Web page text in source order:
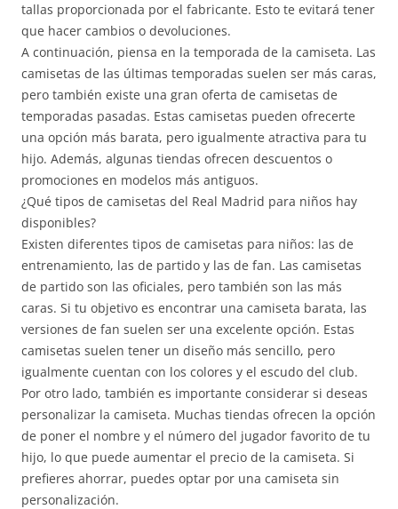
tallas proporcionada por el fabricante. Esto te evitará tener
que hacer cambios o devoluciones.
A continuación, piensa en la temporada de la camiseta. Las
camisetas de las últimas temporadas suelen ser más caras,
pero también existe una gran oferta de camisetas de
temporadas pasadas. Estas camisetas pueden ofrecerte
una opción más barata, pero igualmente atractiva para tu
hijo. Además, algunas tiendas ofrecen descuentos o
promociones en modelos más antiguos.
¿Qué tipos de camisetas del Real Madrid para niños hay
disponibles?
Existen diferentes tipos de camisetas para niños: las de
entrenamiento, las de partido y las de fan. Las camisetas
de partido son las oficiales, pero también son las más
caras. Si tu objetivo es encontrar una camiseta barata, las
versiones de fan suelen ser una excelente opción. Estas
camisetas suelen tener un diseño más sencillo, pero
igualmente cuentan con los colores y el escudo del club.
Por otro lado, también es importante considerar si deseas
personalizar la camiseta. Muchas tiendas ofrecen la opción
de poner el nombre y el número del jugador favorito de tu
hijo, lo que puede aumentar el precio de la camiseta. Si
prefieres ahorrar, puedes optar por una camiseta sin
personalización.